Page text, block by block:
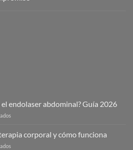
endolaser abdominal? Guía 2026
cuesta
el
corporal y cómo funciona